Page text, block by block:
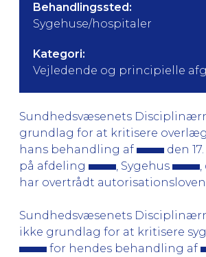
Behandlingssted:
Sygehuse/hospitaler
Kategori:
Vejledende og principielle
Sundhedsvæsenets
grundlag for at kritisere
hans behandling af
den
på afdeling
, Sygehus
har overtrådt autorisationslovens
Sundhedsvæsenets
ikke grundlag for at kritisere
for hendes behandling af